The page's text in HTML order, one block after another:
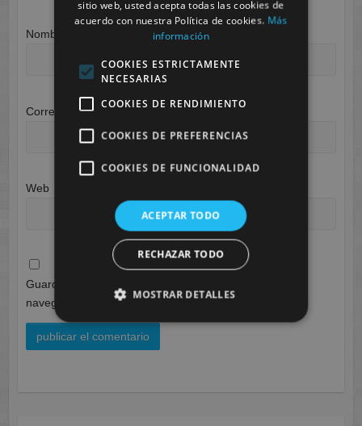
Nombre
Correo electrónico *
Web
Guarda mi nombre, correo electrónico y web en este
navegador para la próxima vez que comente.
sitio web, usted acepta todas las cookies de
acuerdo con nuestra Política de cookies. Más
información
COOKIES ESTRICTAMENTE
NECESARIAS
COOKIES DE RENDIMIENTO
COOKIES DE PREFERENCIAS
COOKIES DE FUNCIONALIDAD
ACEPTAR TODO
RECHAZAR TODO
MOSTRAR DETALLES